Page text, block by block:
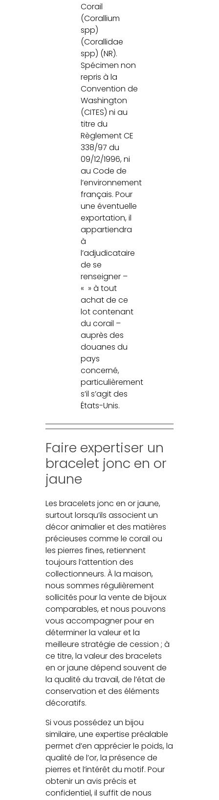
Corail
(Corallium
spp)
(Corallidae
spp) (NR).
Spécimen non
repris à la
Convention de
Washington
(CITES) ni au
titre du
Règlement CE
338/97 du
09/12/1996, ni
au Code de
l’environnement
français. Pour
une éventuelle
exportation, il
appartiendra
à
l’adjudicataire
de se
renseigner –
« » à tout
achat de ce
lot contenant
du corail –
auprès des
douanes du
pays
concerné,
particulièrement
s’il s’agit des
États-Unis.
Faire expertiser un
bracelet jonc en or
jaune
Les bracelets jonc en or jaune,
surtout lorsqu’ils associent un
décor animalier et des matières
précieuses comme le corail ou
les pierres fines, retiennent
toujours l’attention des
collectionneurs. À la maison,
nous sommes régulièrement
sollicités pour la vente de bijoux
comparables, et nous pouvons
vous accompagner pour en
déterminer la valeur et la
meilleure stratégie de cession ; à
ce titre, la valeur des bracelets
en or jaune dépend souvent de
la qualité du travail, de l’état de
conservation et des éléments
décoratifs.
Si vous possédez un bijou
similaire, une expertise préalable
permet d’en apprécier le poids, la
qualité de l’or, la présence de
pierres et l’intérêt du motif. Pour
obtenir un avis précis et
confidentiel, il suffit de nous